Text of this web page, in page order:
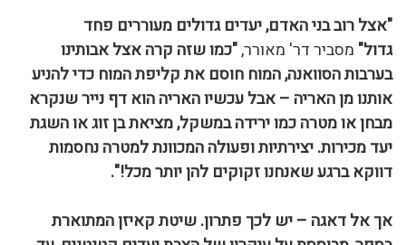
"אצל רוב בני האדם, יעדים גדולים מעוררים פחד
גדול" מסביר דר' מאורר,"כמו שזה קרה אצל אבותינו
בערבות הסוואנה, המוח חוסם את קליפת המוח כדי להניע
אותנו מן האריה – אבל עכשיו האריה הוא דף נייר שנקרא
מבחן או מטרה כמו ירידה במשקל, מציאת בן זוג או השגת
יעד מכירות. יצירתיות ופעולה המכוונת למטרה נחסמות
דווקא ברגע שאנחנו זקוקים להן יותר מכל!".
אך אל דאגה – יש לכך פתרון. שיטת קאיזן המתוארת